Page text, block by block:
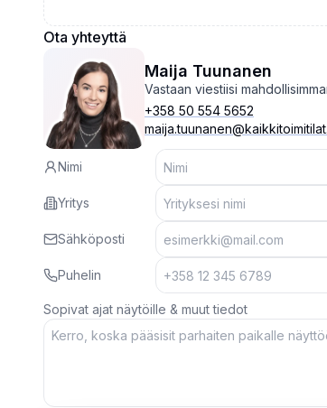
Ota yhteyttä
Maija Tuunanen
Vastaan viestiisi
+358 50 554 5652
Nimi
Yritys
Sähköposti
Puhelin
Sopivat ajat näytöille & muut tiedot